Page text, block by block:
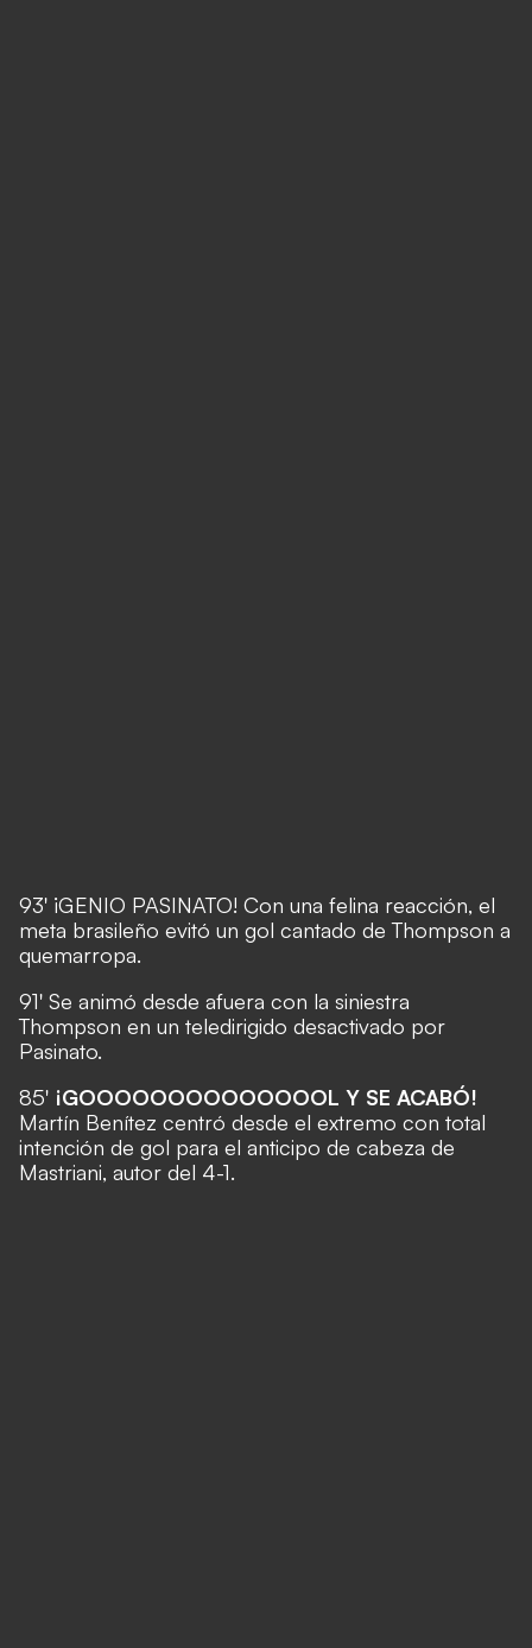
93' ¡GENIO PASINATO! Con una felina reacción, el
meta brasileño evitó un gol cantado de Thompson a
quemarropa.
91' Se animó desde afuera con la siniestra
Thompson en un teledirigido desactivado por
Pasinato.
85' ¡GOOOOOOOOOOOOOOL Y SE ACABÓ!
Martín Benítez centró desde el extremo con total
intención de gol para el anticipo de cabeza de
Mastriani, autor del 4-1.